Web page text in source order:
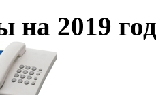
на 2019